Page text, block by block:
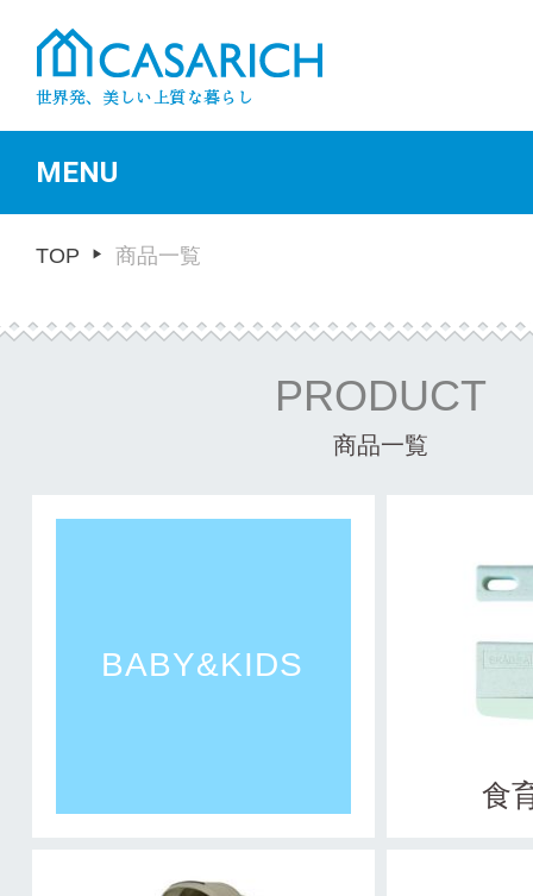
MENU
TOP 商品一覧
PRODUCT
商品一覧
BABY&KIDS
食